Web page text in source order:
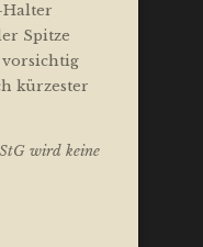
Halter
Spitze
kürzester
wird keine